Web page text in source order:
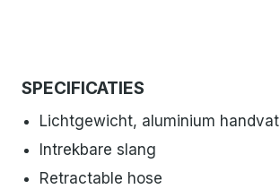
SPECIFICATIES
Lichtgewicht, aluminium handvat
Intrekbare slang
Retractable hose